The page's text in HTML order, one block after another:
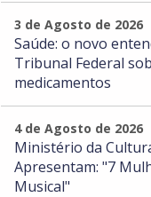
3 de Agosto de 2026
Saúde: o novo
Tribunal Federal
medicamentos
4 de Agosto de 2026
Ministério da
Apresentam: "7
Musical"